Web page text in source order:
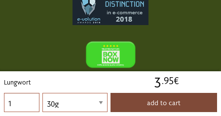
Lungwort 3.95€
add to cart